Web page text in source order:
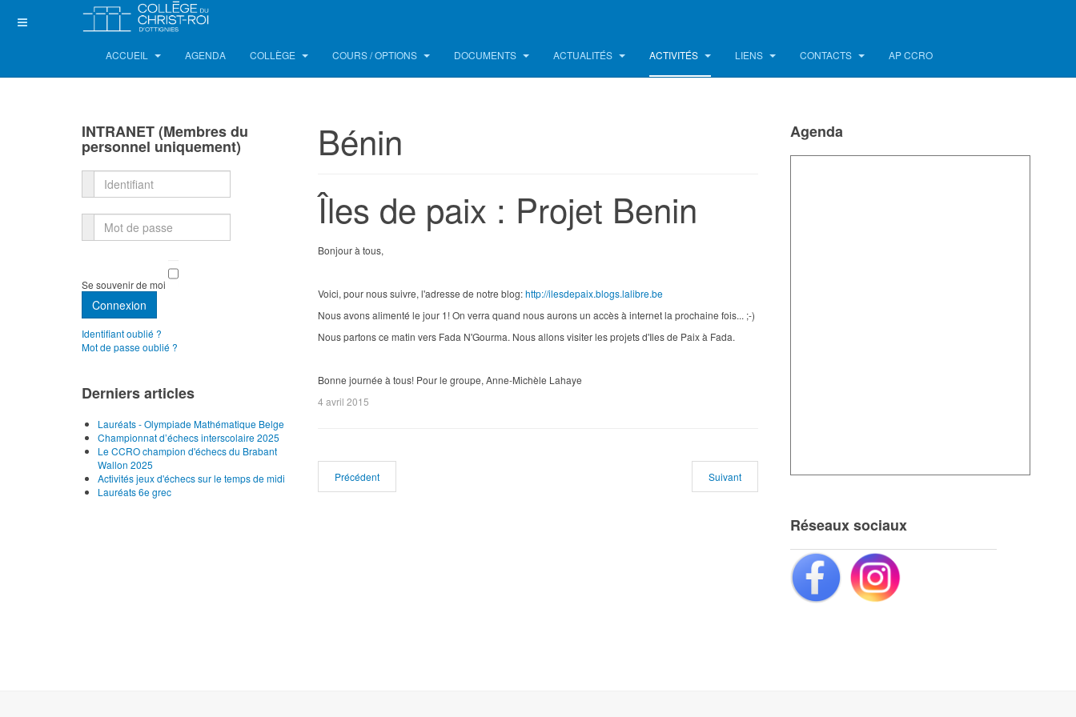
ACCUEIL AGENDA COLLÈGE COURS / OPTIONS DOCUMENTS ACTUALITÉS ACTIVITÉS LIENS CONTACTS AP CCRO
Bénin
Îles de paix : Projet Benin
Bonjour à tous,
Voici, pour nous suivre, l'adresse de notre blog:http://ilesdepaix.blogs.lalibre.be
Nous avons alimenté le jour 1! On verra quand nous aurons un accès à internet la prochaine fois... ;-)
Nous partons ce matin vers Fada N'Gourma. Nous allons visiter les projets d'Iles de Paix à Fada.
Bonne journée à tous! Pour le groupe, Anne-Michèle Lahaye
4 avril 2015
Précédent Suivant
INTRANET (Membres du
personnel uniquement)
Identifiant
Mot de passe
Se souvenir de moi
Connexion
Identifiant oublié ?
Mot de passe oublié ?
Derniers articles
Lauréats - Olympiade Mathématique Belge
Championnat d’échecs interscolaire 2025
Le CCRO champion d'échecs du Brabant
Wallon 2025
Activités jeux d'échecs sur le temps de midi
Lauréats 6e grec
Agenda
Réseaux sociaux